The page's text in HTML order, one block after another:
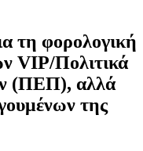
τη φορολογική
VIP/Πολιτικά
(ΠΕΠ), αλλά
της